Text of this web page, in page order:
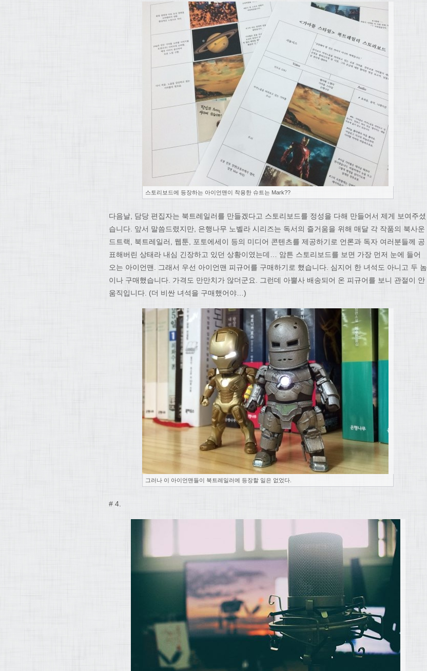
스토리보드에 등장하는 아이언맨이 착용한 슈트는 Mark??
다음날, 담당 편집자는 북트레일러를 만들겠다고 스토리보드를 정성을 다해 만들어서 제게 보여주셨
습니다. 앞서 말씀드렸지만, 은행나무 노벨라 시리즈는 독서의 즐거움을 위해 매달 각 작품의 북사운
드트랙, 북트레일러, 웹툰, 포토에세이 등의 미디어 콘텐츠를 제공하기로 언론과 독자 여러분들께 공
표해버린 상태라 내심 긴장하고 있던 상황이였는데… 암튼 스토리보드를 보면 가장 먼저 눈에 들어
오는 아이언맨. 그래서 우선 아이언맨 피규어를 구매하기로 했습니다. 심지어 한 녀석도 아니고 두 놈
이나 구매했습니다. 가격도 만만치가 않더군요. 그런데 아뿔사 배송되어 온 피규어를 보니 관절이 안
움직입니다. (더 비싼 녀석을 구매했어야…)
그러나 이 아이언맨들이 북트레일러에 등장할 일은 없었다.
# 4.